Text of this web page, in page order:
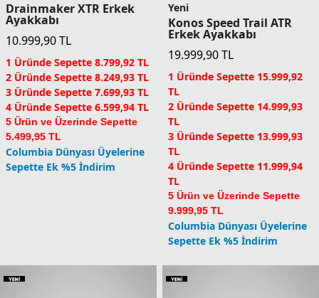
Drainmaker XTR Erkek
Ayakkabı
10.999,90TL
1 Üründe Sepette 8.799,92 TL
2 Üründe Sepette 8.249,93 TL
3 Üründe Sepette 7.699,93 TL
4 Üründe Sepette 6.599,94 TL
5 Ürün ve Üzerinde Sepette
5.499,95 TL
Columbia Dünyası Üyelerine
Sepette Ek %5 İndirim
Yeni
Konos Speed Trail ATR
Erkek Ayakkabı
19.999,90TL
1 Üründe Sepette 15.999,92
TL
2 Üründe Sepette 14.999,93
TL
3 Üründe Sepette 13.999,93
TL
4 Üründe Sepette 11.999,94
TL
5 Ürün ve Üzerinde Sepette
9.999,95 TL
Columbia Dünyası Üyelerine
Sepette Ek %5 İndirim